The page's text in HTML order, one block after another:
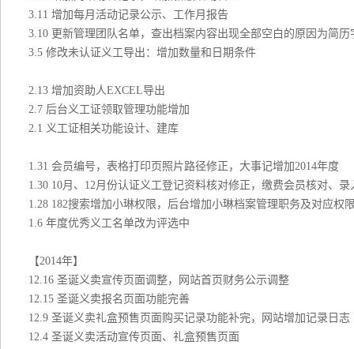
3.11 增加每月活动记录公示、工作月报告
3.10 更新管理团队名单，查出档案内容出现全部空白的原因为简历
3.5 修改未认证义工导出：增加数量和日期条件
2.13 增加资助人EXCEL导出
2.7 后台义工证领取管理功能增加
2.1 义工证相关功能设计、建库
1.31 会员编号，表格打印页照片路径修正，大事记增加2014年度
1.30 10月、12月份认证义工登记资料核对修正，缴费会员核对、
1.28 182搜索增加小琳权限，后台增加小琳档案管理职务及对应
1.6 年度优秀义工名单改为评选中
【2014年】
12.16 圣诞义卖宣传页面调整，网站首页财务公示调整
12.15 圣诞义卖报名页面功能完善
12.9 圣诞义卖礼盒预售页面购买记录功能补完，网站增加记录日志
12.4 圣诞义卖活动宣传页面、礼盒预售页面